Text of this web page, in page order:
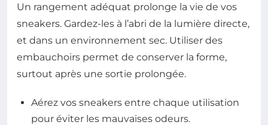
Un rangement adéquat prolonge la vie de vos
sneakers. Gardez-les à l’abri de la lumière directe,
et dans un environnement sec. Utiliser des
embauchoirs permet de conserver la forme,
surtout après une sortie prolongée.
Aérez vos sneakers entre chaque utilisation
pour éviter les mauvaises odeurs.